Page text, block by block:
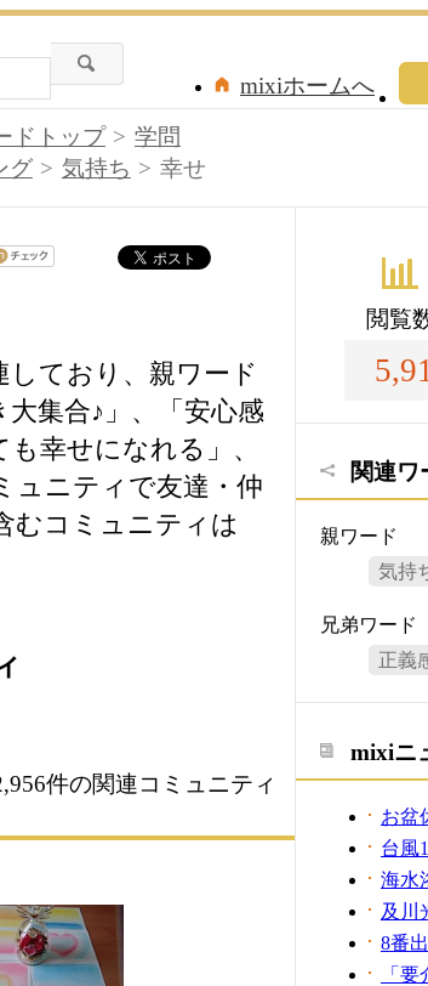
mixiホームへ
ドトップ
学問
グ 気持ち 幸せ
しており、親ワード
集合♪」、「安心感
幸せになれる」、
ュニティで友達・仲
むコミュニティは
件の関連コミュニティ
閲覧
関連ワ
親ワード
気持
兄弟ワード
正義
mixiニ
お盆
台風
海水
及川
8番
「